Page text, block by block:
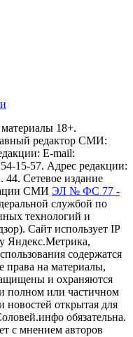
18+.
редактор СМИ:
E-mail:
15-57. Адрес редакции:
44. Сетевое издание
СМИ ЭЛ № ФС 77 -
службой по
технологий и
Сайт использует IP
Яндекс.Метрика,
содержатся
права на материалы,
и охраняются
полном или частичном
новостей открытая для
обязательна.
с мнением авторов